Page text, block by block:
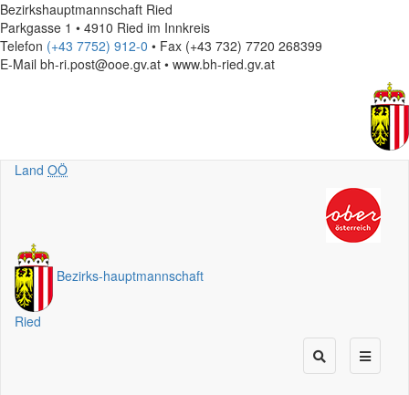
Bezirkshauptmannschaft Ried
Parkgasse 1 • 4910 Ried im Innkreis
Telefon (+43 7752) 912-0 • Fax (+43 732) 7720 268399
E-Mail bh-ri.post@ooe.gv.at • www.bh-ried.gv.at
Land OÖ
Bezirks-hauptmannschaft
Ried